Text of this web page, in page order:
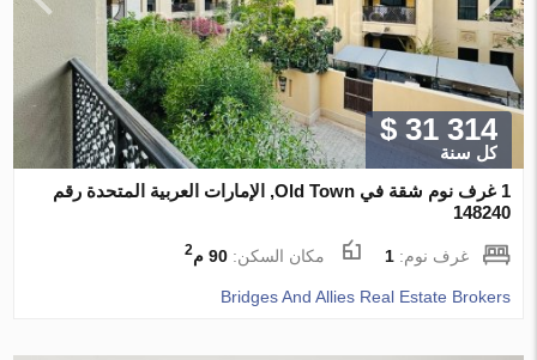
$ 31 314
كل سنة
1 غرف نوم شقة في Old Town, الإمارات العربية المتحدة رقم
148240
غرف نوم:1 مكان السكن:90 م 2
Bridges And Allies Real Estate Brokers